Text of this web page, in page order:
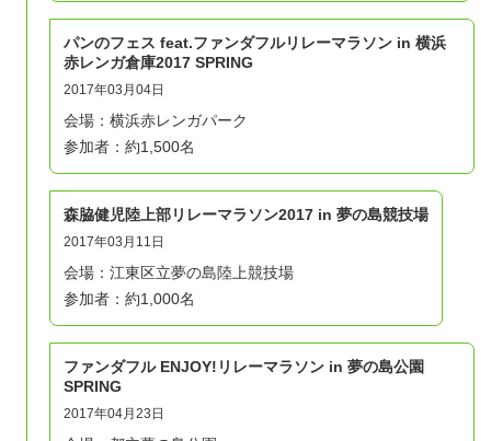
パンのフェス feat.ファンダフルリレーマラソン in 横浜
赤レンガ倉庫2017 SPRING
2017年03月04日
会場：横浜赤レンガパーク
参加者：約1,500名
森脇健児陸上部リレーマラソン2017 in 夢の島競技場
2017年03月11日
会場：江東区立夢の島陸上競技場
参加者：約1,000名
ファンダフル ENJOY!リレーマラソン in 夢の島公園
SPRING
2017年04月23日